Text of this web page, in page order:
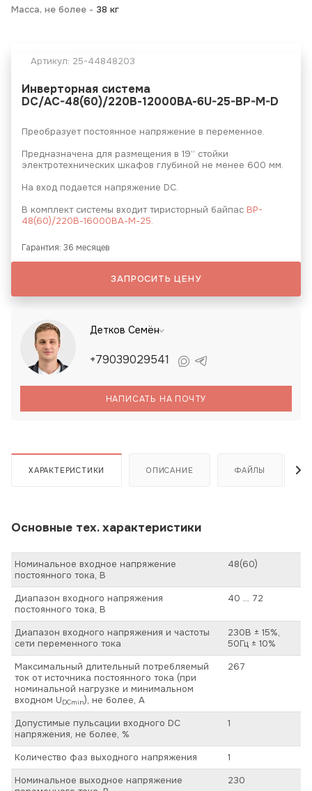
Масса, не более - 38 кг
Артикул: 25-44848203
Инверторная система
DC/AC-48(60)/220В-12000ВА-6U-25-BP-M-D
Преобразует постоянное напряжение в переменное.
Предназначена для размещения в 19’’ стойки
электротехнических шкафов глубиной не менее 600 мм.
На вход подается напряжение DC.
В комплект системы входит тиристорный байпас BP-
48(60)/220В-16000ВА-М-25.
Гарантия: 36 месяцев
ЗАПРОСИТЬ ЦЕНУ
Детков Семён
+79039029541
НАПИСАТЬ НА ПОЧТУ
ХАРАКТЕРИСТИКИ ОПИСАНИЕ ФАЙЛЫ
Основные тех. характеристики
Номинальное входное напряжение
постоянного тока, В
48(60)
Диапазон входного напряжения
постоянного тока, В
40 … 72
Диапазон входного напряжения и частоты
сети переменного тока
230В ± 15%,
50Гц ± 10%
Максимальный длительный потребляемый
ток от источника постоянного тока (при
номинальной нагрузке и минимальном
входном UDCmin), не более, А
267
Допустимые пульсации входного DC
напряжения, не более, %
1
Количество фаз выходного напряжения
1
Номинальное выходное напряжение
230